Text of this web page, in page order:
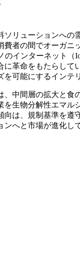
リューションへ
者の間でオーガ
インターネット
に革命をもたらし
可能にするインテ
中間層の拡大と
生物分解性エマ
は、規制基準を遵
へと市場が進化し